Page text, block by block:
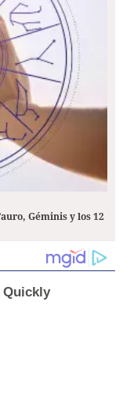
Géminis y los 12
Quickly